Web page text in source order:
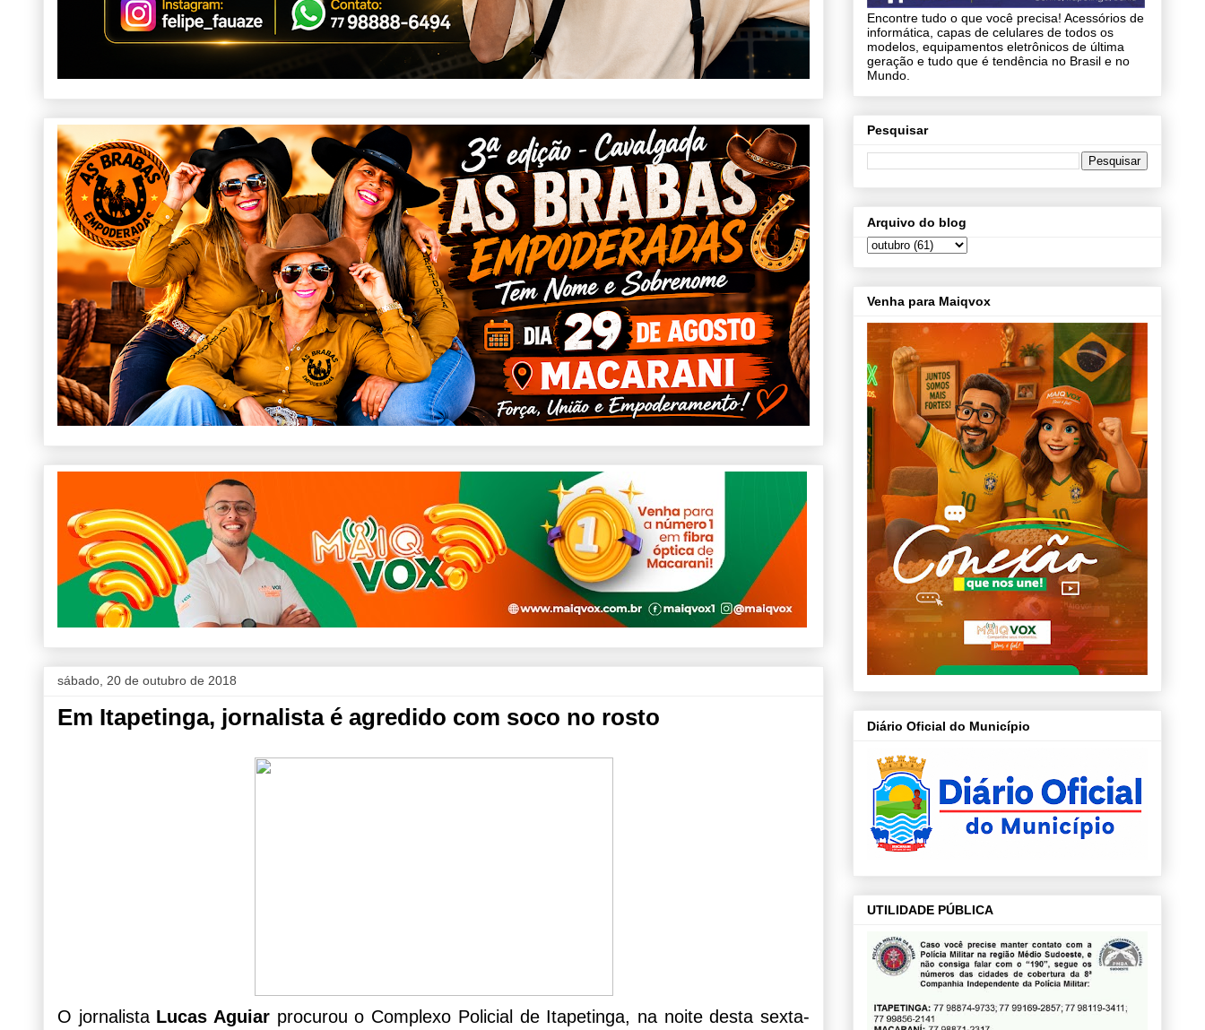
sábado, 20 de outubro de 2018
Em Itapetinga, jornalista é agredido com soco no rosto
O jornalista Lucas Aguiar procurou o Complexo Policial de Itapetinga, na noite desta sexta-
Encontre tudo o que você precisa! Acessórios de
informática, capas de celulares de todos os
modelos, equipamentos eletrônicos de última
geração e tudo que é tendência no Brasil e no
Mundo.
Pesquisar
Arquivo do blog
Venha para Maiqvox
Diário Oficial do Município
UTILIDADE PÚBLICA